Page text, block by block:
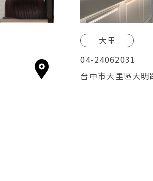
大里
04-24062031
台中市大里區大